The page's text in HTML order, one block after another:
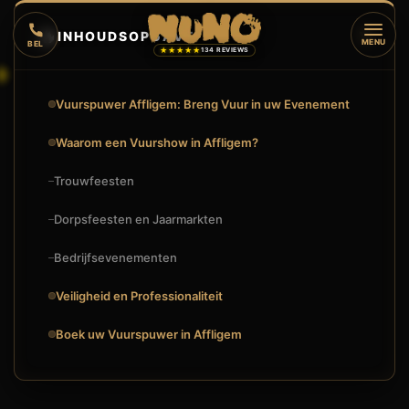
BEL
★★★★★134 REVIEWS
MENU
🔥
🔥INHOUDSOPGAVE ▼
Vuurspuwer Affligem: Breng Vuur in uw Evenement
Waarom een Vuurshow in Affligem?
Trouwfeesten
Dorpsfeesten en Jaarmarkten
Bedrijfsevenementen
Veiligheid en Professionaliteit
Boek uw Vuurspuwer in Affligem